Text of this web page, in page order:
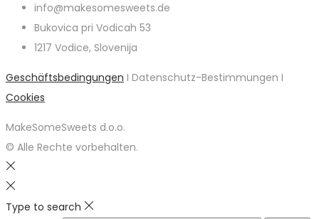
info@makesomesweets.de
Bukovica pri Vodicah 53
1217 Vodice, Slovenija
Geschäftsbedingungen I Datenschutz-Bestimmungen I
Cookies
MakeSomeSweets d.o.o.
© Alle Rechte vorbehalten.
Type to search